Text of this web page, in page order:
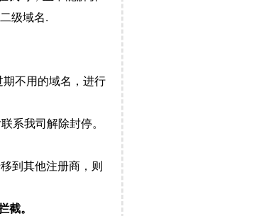
级域名.
期不用的域名，进行
系我司解除封停。
到其他注册商，则
截。